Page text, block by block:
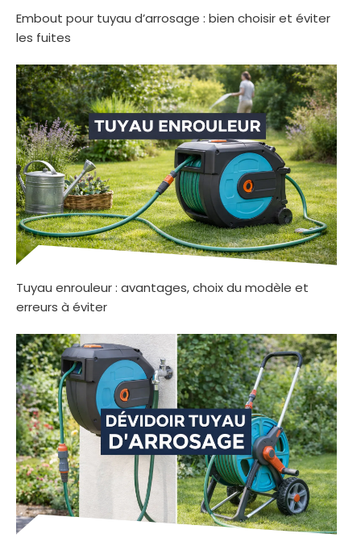
Embout pour tuyau d’arrosage : bien choisir et éviter
les fuites
Tuyau enrouleur : avantages, choix du modèle et
erreurs à éviter